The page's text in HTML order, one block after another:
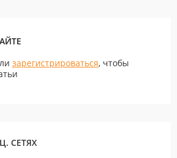
зарегистрироваться, чтобы
СЕТЯХ